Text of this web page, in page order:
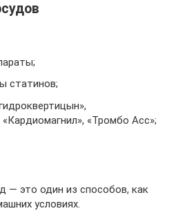
статинов;
«Тромбо Асс»;
— это один из способов, как
условиях.